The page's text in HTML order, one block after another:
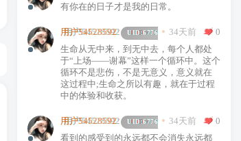
有你在的日子才是我的日常。
用户54528592 UID:67766 34天前
0
生命从无中来，到无中去，每个人都处
于“上场——谢幕”这样一个循环中。这个
循环不是悲伤，不是无意义，意义就在
这过程中;生命之所以有趣，就在于过程
中的体验和收获。
用户54528592 UID:67766 34天前
0
看到的感受到的永远都不会消失永远都